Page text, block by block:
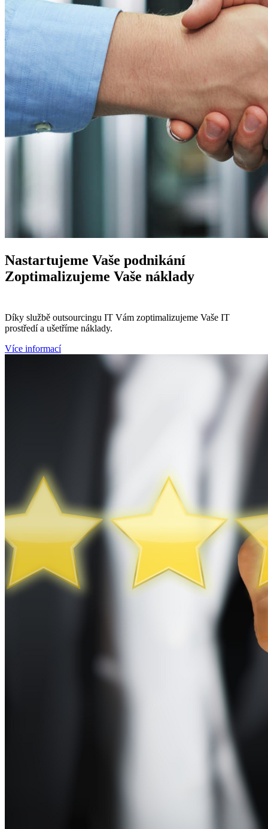
Nastartujeme Vaše podnikání
Zoptimalizujeme Vaše náklady
Díky službě outsourcingu IT Vám zoptimalizujeme Vaše IT
prostředí a ušetříme náklady.
Více informací